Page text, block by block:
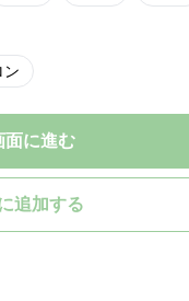
ン
面に進む
追加する